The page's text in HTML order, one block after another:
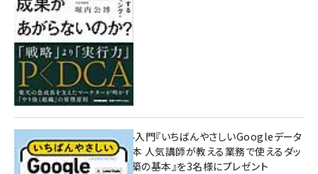
無料BIツール入門『いちばんやさしいGoogleデータ
ポータルの教本 人気講師が教える業務で使えるダッ
シュボード構築の基本』を3名様にプレゼント